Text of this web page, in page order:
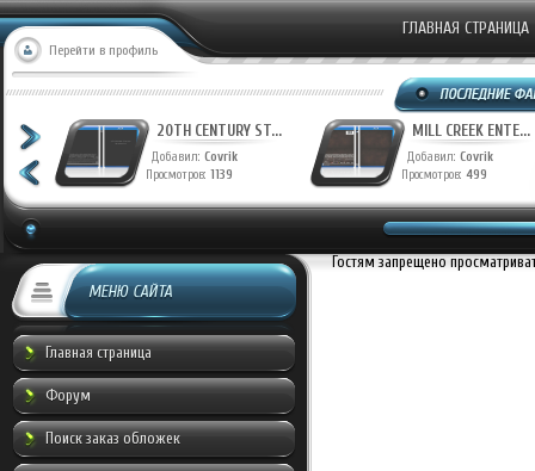
Перейти в профиль
ГЛАВНАЯ СТРАНИЦА
20TH CENTURY ST...
Добавил: Covrik
Просмотров: 1139
MILL CREEK ENTE...
Добавил: Covrik
Просмотров: 499
МЕНЮ САЙТА
Главная страница
Форум
Поиск заказ обложек
Гостям запрещено